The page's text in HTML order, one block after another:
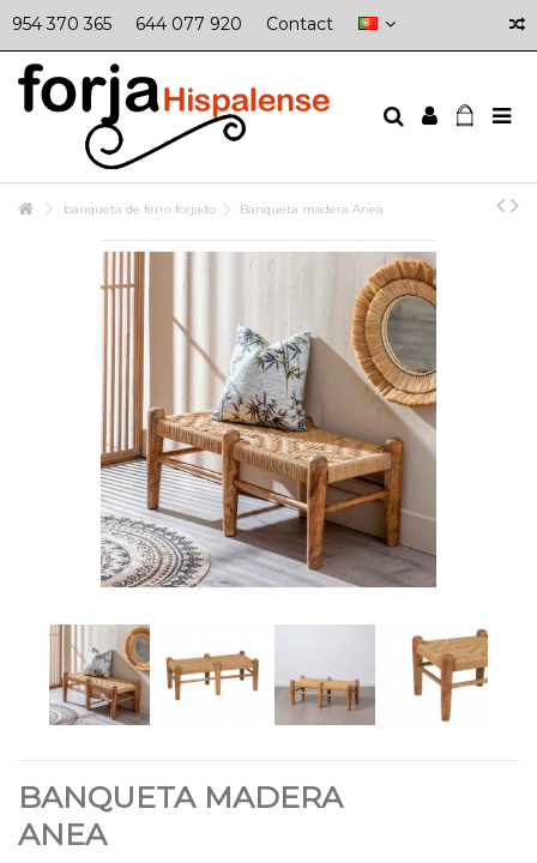
954 370 365 644 077 920 Contact
banqueta de ferro forjado Banqueta madera Anea
BANQUETA MADERA
ANEA